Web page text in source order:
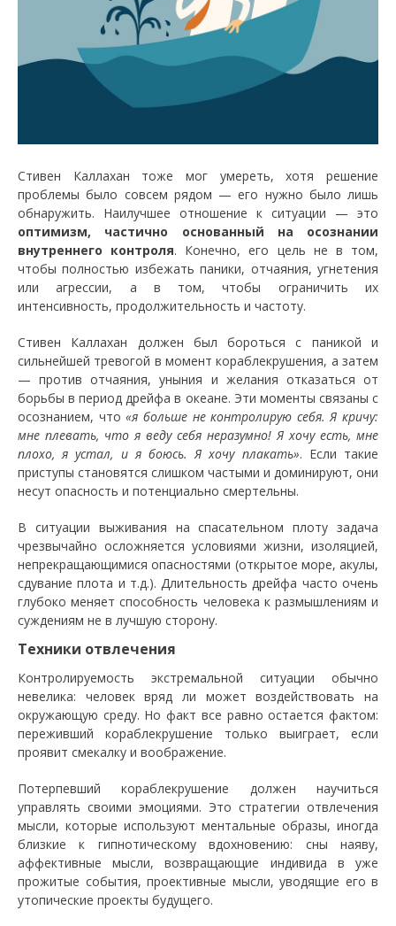
Стивен Каллахан тоже мог умереть, хотя решение
проблемы было совсем рядом — его нужно было лишь
обнаружить. Наилучшее отношение к ситуации — это
оптимизм, частично основанный на осознании
внутреннего контроля. Конечно, его цель не в том,
чтобы полностью избежать паники, отчаяния, угнетения
или агрессии, а в том, чтобы ограничить их
интенсивность, продолжительность и частоту.
Стивен Каллахан должен был бороться с паникой и
сильнейшей тревогой в момент кораблекрушения, а затем
— против отчаяния, уныния и желания отказаться от
борьбы в период дрейфа в океане. Эти моменты связаны с
осознанием, что«я больше не контролирую себя. Я кричу:
мне плевать, что я веду себя неразумно! Я хочу есть, мне
плохо, я устал, и я боюсь. Я хочу плакать». Если такие
приступы становятся слишком частыми и доминируют, они
несут опасность и потенциально смертельны.
В ситуации выживания на спасательном плоту задача
чрезвычайно осложняется условиями жизни, изоляцией,
непрекращающимися опасностями (открытое море, акулы,
сдувание плота и т.д.). Длительность дрейфа часто очень
глубоко меняет способность человека к размышлениям и
суждениям не в лучшую сторону.
Техники отвлечения
Контролируемость экстремальной ситуации обычно
невелика: человек вряд ли может воздействовать на
окружающую среду. Но факт все равно остается фактом:
переживший кораблекрушение только выиграет, если
проявит смекалку и воображение.
Потерпевший кораблекрушение должен научиться
управлять своими эмоциями. Это стратегии отвлечения
мысли, которые используют ментальные образы, иногда
близкие к гипнотическому вдохновению: сны наяву,
аффективные мысли, возвращающие индивида в уже
прожитые события, проективные мысли, уводящие его в
утопические проекты будущего.